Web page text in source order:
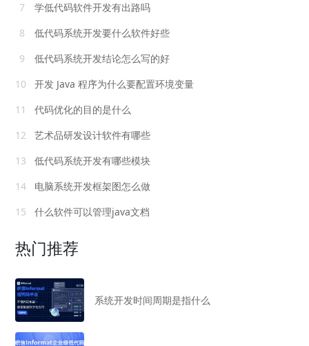
7
学低代码软件开发有出路吗
8
低代码系统开发要什么软件好些
9
低代码系统开发结论怎么写的好
10
开发 Java 程序为什么要配置环境变量
11
代码优化的目的是什么
12
艺术品研发设计软件有哪些
13
低代码系统开发有哪些模块
14
电脑系统开发框架图怎么做
15
什么软件可以管理java文档
热门推荐
系统开发时间周期是指什么